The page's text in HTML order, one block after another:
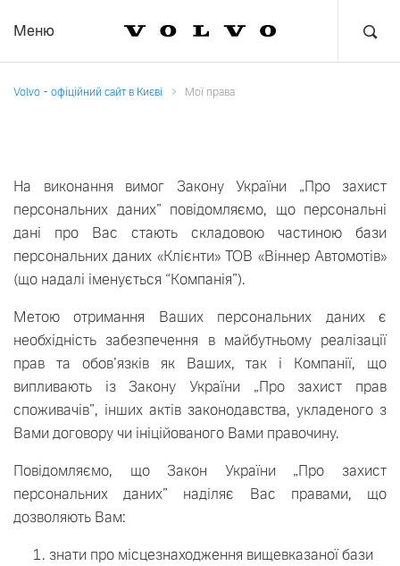
Меню
Volvo - офіційний сайт в Києві Мої права
На виконання вимог Закону України „Про захист
персональних даних” повідомляємо, що персональні
дані про Вас стають складовою частиною бази
персональних даних «Клієнти» ТОВ «Віннер Автомотів»
(що надалі іменується “Компанія”).
Метою отримання Ваших персональних даних є
необхідність забезпечення в майбутньому реалізації
прав та обов’язків як Ваших, так і Компанії, що
випливають із Закону України „Про захист прав
споживачів”, інших актів законодавства, укладеного з
Вами договору чи ініційованого Вами правочину.
Повідомляємо, що Закон України „Про захист
персональних даних” наділяє Вас правами, що
дозволяють Вам:
знати про місцезнаходження вищевказаної бази